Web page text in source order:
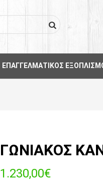
ΕΠΑΓΓΕΛΜΑΤΙΚΟΣ
ΓΩΝΙΑΚΟΣ
1.230,00€